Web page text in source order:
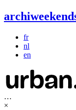
fr
nl
en
…
×